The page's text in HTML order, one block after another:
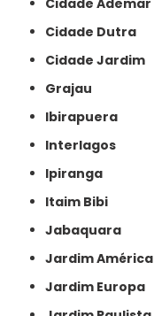
Cidade Ademar
Cidade Dutra
Cidade Jardim
Grajau
Ibirapuera
Interlagos
Ipiranga
Itaim Bibi
Jabaquara
Jardim América
Jardim Europa